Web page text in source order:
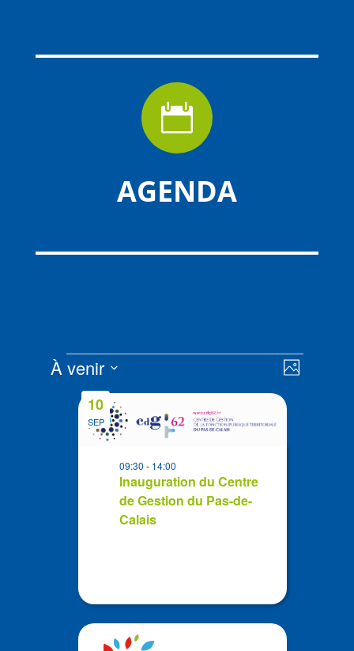

AGENDA
Évènements de
Photo
À venir
Sélectionnez
List
events
SEP
10
Inauguration du Centre
de Gestion du Pas-de-
Calais
09:30- 14:00